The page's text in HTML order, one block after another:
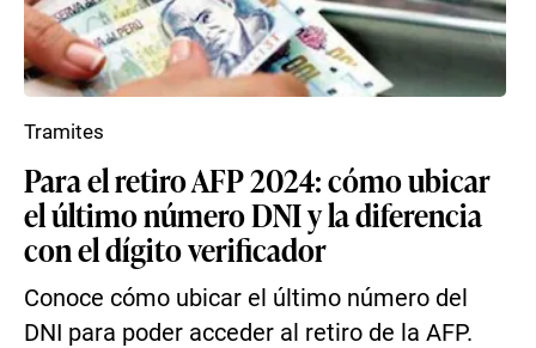
Para el retiro AFP 2024: cómo ubicar
el último número DNI y la diferencia
con el dígito verificador
Conoce cómo ubicar el último número del
DNI para poder acceder al retiro de la AFP.
Tramites